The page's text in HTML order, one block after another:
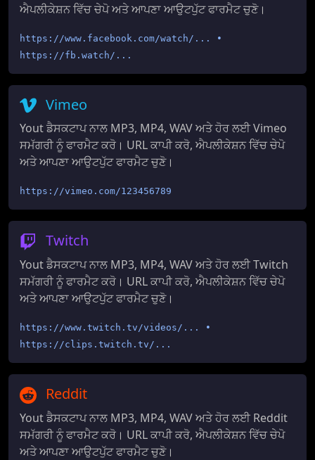
ਐਪਲੀਕੇਸ਼ਨ ਵਿੱਚ ਚੇਪੋ ਅਤੇ ਆਪਣਾ ਆਉਟਪੁੱਟ ਫਾਰਮੈਟ ਚੁਣੋ।
https://www.facebook.com/watch/... •
https://fb.watch/...
Vimeo
Yout ਡੈਸਕਟਾਪ ਨਾਲ MP3, MP4, WAV ਅਤੇ ਹੋਰ ਲਈ Vimeo
ਸਮੱਗਰੀ ਨੂੰ ਫਾਰਮੈਟ ਕਰੋ। URL ਕਾਪੀ ਕਰੋ, ਐਪਲੀਕੇਸ਼ਨ ਵਿੱਚ ਚੇਪੋ
ਅਤੇ ਆਪਣਾ ਆਉਟਪੁੱਟ ਫਾਰਮੈਟ ਚੁਣੋ।
https://vimeo.com/123456789
Twitch
Yout ਡੈਸਕਟਾਪ ਨਾਲ MP3, MP4, WAV ਅਤੇ ਹੋਰ ਲਈ Twitch
ਸਮੱਗਰੀ ਨੂੰ ਫਾਰਮੈਟ ਕਰੋ। URL ਕਾਪੀ ਕਰੋ, ਐਪਲੀਕੇਸ਼ਨ ਵਿੱਚ ਚੇਪੋ
ਅਤੇ ਆਪਣਾ ਆਉਟਪੁੱਟ ਫਾਰਮੈਟ ਚੁਣੋ।
https://www.twitch.tv/videos/... •
https://clips.twitch.tv/...
Reddit
Yout ਡੈਸਕਟਾਪ ਨਾਲ MP3, MP4, WAV ਅਤੇ ਹੋਰ ਲਈ Reddit
ਸਮੱਗਰੀ ਨੂੰ ਫਾਰਮੈਟ ਕਰੋ। URL ਕਾਪੀ ਕਰੋ, ਐਪਲੀਕੇਸ਼ਨ ਵਿੱਚ ਚੇਪੋ
ਅਤੇ ਆਪਣਾ ਆਉਟਪੁੱਟ ਫਾਰਮੈਟ ਚੁਣੋ।